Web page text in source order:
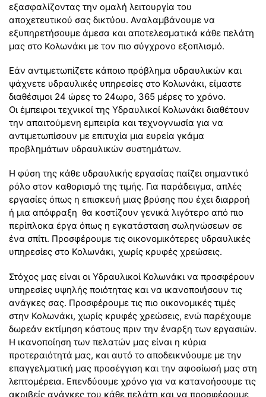
εξασφαλίζοντας την ομαλή λειτουργία του
αποχετευτικού σας δικτύου. Αναλαμβάνουμε να
εξυπηρετήσουμε άμεσα και αποτελεσματικά κάθε πελάτη
μας στο Κολωνάκι με τον πιο σύγχρονο εξοπλισμό.
Εάν αντιμετωπίζετε κάποιο πρόβλημα υδραυλικών και
ψάχνετε υδραυλικές υπηρεσίες στο Κολωνάκι, είμαστε
διαθέσιμοι 24 ώρες το 24ωρο, 365 μέρες το χρόνο.
Οι έμπειροι τεχνικοί της Υδραυλικοί Κολωνάκι διαθέτουν
την απαιτούμενη εμπειρία και τεχνογνωσία για να
αντιμετωπίσουν με επιτυχία μια ευρεία γκάμα
προβλημάτων υδραυλικών συστημάτων.
Η φύση της κάθε υδραυλικής εργασίας παίζει σημαντικό
ρόλο στον καθορισμό της τιμής. Για παράδειγμα, απλές
εργασίες όπως η επισκευή μιας βρύσης που έχει διαρροή
ή μια απόφραξη θα κοστίζουν γενικά λιγότερο από πιο
περίπλοκα έργα όπως η εγκατάσταση σωληνώσεων σε
ένα σπίτι. Προσφέρουμε τις οικονομικότερες υδραυλικές
υπηρεσίες στο Κολωνάκι, χωρίς κρυφές χρεώσεις.
Στόχος μας είναι οι Υδραυλικοί Κολωνάκι να προσφέρουν
υπηρεσίες υψηλής ποιότητας και να ικανοποιήσουν τις
ανάγκες σας. Προσφέρουμε τις πιο οικονομικές τιμές
στην Κολωνάκι, χωρίς κρυφές χρεώσεις, ενώ παρέχουμε
δωρεάν εκτίμηση κόστους πριν την έναρξη των εργασιών.
Η ικανοποίηση των πελατών μας είναι η κύρια
προτεραιότητά μας, και αυτό το αποδεικνύουμε με την
επαγγελματική μας προσέγγιση και την αφοσίωσή μας στη
λεπτομέρεια. Επενδύουμε χρόνο για να κατανοήσουμε τις
ακριβείς ανάγκες του κάθε πελάτη και να προσφέρουμε